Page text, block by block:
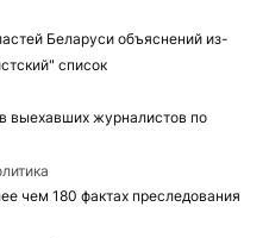
Беларуси объяснений из-
список
выехавших журналистов по
чем 180 фактах преследования